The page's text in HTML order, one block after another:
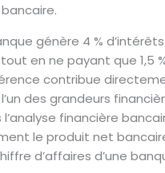
génère 4 % d’intérêts
en ne payant que 1,5
contribue
des grandeurs
financière
le produit net
d’affaires d’une